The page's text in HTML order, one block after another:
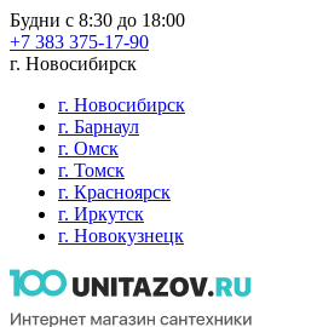
Будни с 8:30 до 18:00
+7 383 375-17-90
г. Новосибирск
г. Новосибирск
г. Барнаул
г. Омск
г. Томск
г. Красноярск
г. Иркутск
г. Новокузнецк